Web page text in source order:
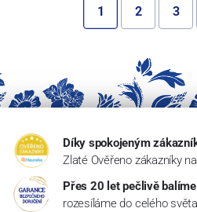
1 2 3
Díky spokojeným
Zlaté Ověřeno zákazníky
Přes 20 let pečlivě
rozesíláme do celého